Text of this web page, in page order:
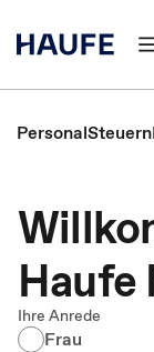
PersonalSteuern
Haufe
Ihre Anrede
Frau